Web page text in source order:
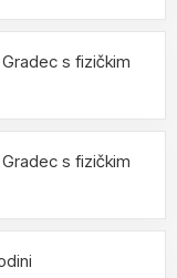
s fizičkim
s fizičkim